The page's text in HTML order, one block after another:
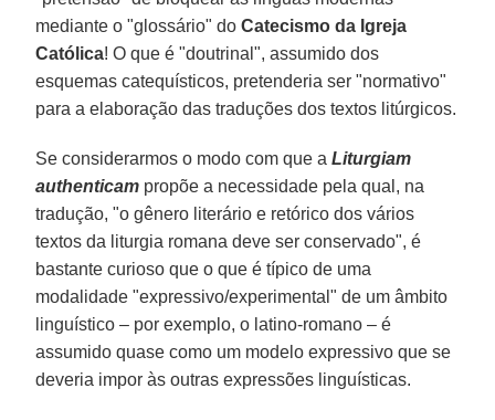
mediante o "glossário" doCatecismo da Igreja
Católica! O que é "doutrinal", assumido dos
esquemas catequísticos, pretenderia ser "normativo"
para a elaboração das traduções dos textos litúrgicos.
Se considerarmos o modo com que aLiturgiam
authenticam propõe a necessidade pela qual, na
tradução, "o gênero literário e retórico dos vários
textos da liturgia romana deve ser conservado", é
bastante curioso que o que é típico de uma
modalidade "expressivo/experimental" de um âmbito
linguístico – por exemplo, o latino-romano – é
assumido quase como um modelo expressivo que se
deveria impor às outras expressões linguísticas.